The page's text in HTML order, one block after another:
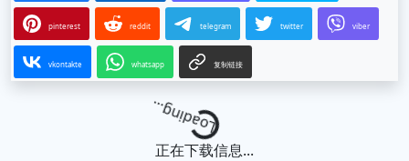
pinterest reddit telegram twitter viber
vkontakte whatsapp 复制链接
Loading...
正在下载信息...